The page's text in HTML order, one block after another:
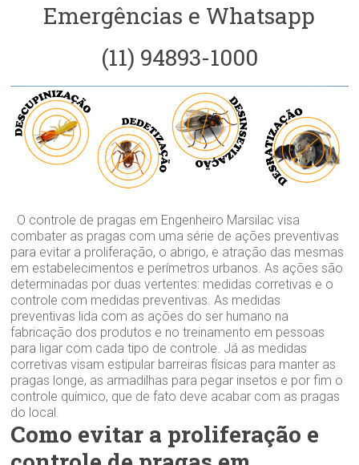
Emergências e Whatsapp
(11) 94893-1000
O controle de pragas em Engenheiro Marsilac visa
combater as pragas com uma série de ações preventivas
para evitar a proliferação, o abrigo, e atração das mesmas
em estabelecimentos e perímetros urbanos. As ações são
determinadas por duas vertentes: medidas corretivas e o
controle com medidas preventivas. As medidas
preventivas lida com as ações do ser humano na
fabricação dos produtos e no treinamento em pessoas
para ligar com cada tipo de controle. Já as medidas
corretivas visam estipular barreiras físicas para manter as
pragas longe, as armadilhas para pegar insetos e por fim o
controle químico, que de fato deve acabar com as pragas
do local.
Como evitar a proliferação e